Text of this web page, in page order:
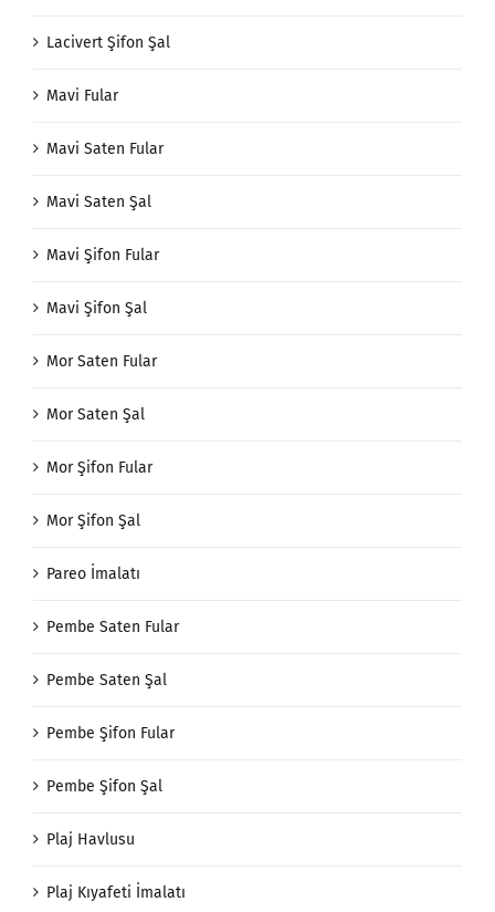
Lacivert Şifon Şal
Mavi Fular
Mavi Saten Fular
Mavi Saten Şal
Mavi Şifon Fular
Mavi Şifon Şal
Mor Saten Fular
Mor Saten Şal
Mor Şifon Fular
Mor Şifon Şal
Pareo İmalatı
Pembe Saten Fular
Pembe Saten Şal
Pembe Şifon Fular
Pembe Şifon Şal
Plaj Havlusu
Plaj Kıyafeti İmalatı